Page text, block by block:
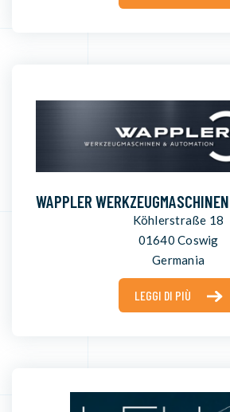
WAPPLER
Köhlerstraße 18
01640 Coswig
Germania
LEGGI DI PIÙ